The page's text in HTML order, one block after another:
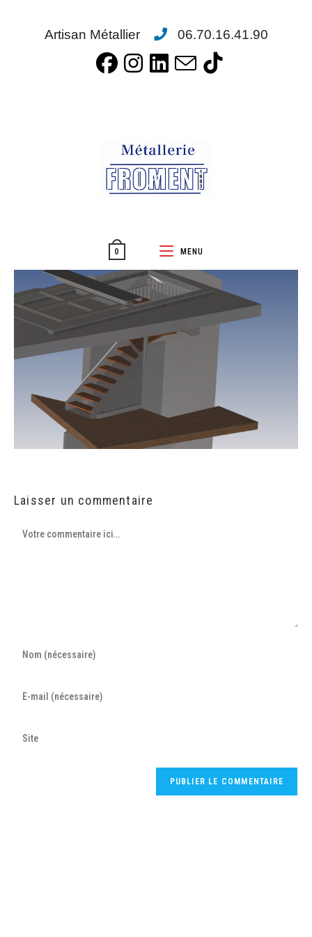
Artisan Métallier 06.70.16.41.90
0 MENU
Laisser un commentaire